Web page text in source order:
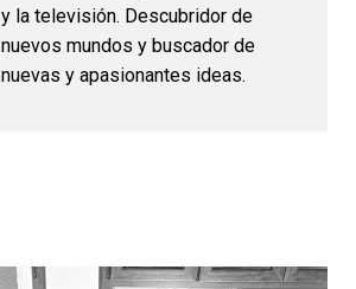
y la televisión. Descubridor de
nuevos mundos y buscador de
nuevas y apasionantes ideas.